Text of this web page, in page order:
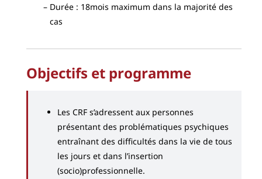
Durée : 18mois maximum dans la majorité des
cas
Objectifs et programme
Les CRF s’adressent aux personnes
présentant des problématiques psychiques
entraînant des difficultés dans la vie de tous
les jours et dans l’insertion
(socio)professionnelle.